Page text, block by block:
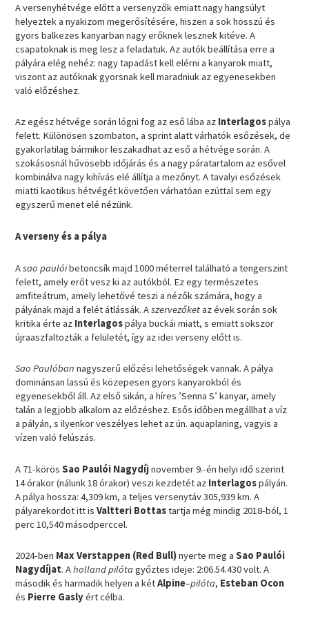
A versenyhétvége előtt a versenyzők emiatt nagy hangsúlyt
helyeztek a nyakizom megerősítésére, hiszen a sok hosszú és
gyors balkezes kanyarban nagy erőknek lesznek kitéve. A
csapatoknak is meg lesz a feladatuk. Az autók beállítása erre a
pályára elég nehéz: nagy tapadást kell elérni a kanyarok miatt,
viszont az autóknak gyorsnak kell maradniuk az egyenesekben
való előzéshez.
Az egész hétvége során lógni fog az eső lába az Interlagospálya
felett. Különösen szombaton, a sprint alatt várhatók esőzések, de
gyakorlatilag bármikor leszakadhat az eső a hétvége során. A
szokásosnál hűvösebb időjárás és a nagy páratartalom az esővel
kombinálva nagy kihívás elé állítja a mezőnyt. A tavalyi esőzések
miatti kaotikus hétvégét követően várhatóan ezúttal sem egy
egyszerű menet elé nézünk.
A verseny és a pálya
Asao paulóibetoncsík majd 1000 méterrel található a tengerszint
felett, amely erőt vesz ki az autókból. Ez egy természetes
amfiteátrum, amely lehetővé teszi a nézők számára, hogy a
pályának majd a felét átlássák. Aszervezőketaz évek során sok
kritika érte az Interlagospálya buckái miatt, s emiatt sokszor
újraaszfaltozták a felületét, így az idei verseny előtt is.
Sao Paulóban nagyszerű előzési lehetőségek vannak. A pálya
dominánsan lassú és közepesen gyors kanyarokból és
egyenesekből áll. Az első sikán, a híres ’Senna S’ kanyar, amely
talán a legjobb alkalom az előzéshez. Esős időben megállhat a víz
a pályán, s ilyenkor veszélyes lehet az ún. aquaplaning, vagyis a
vízen való felúszás.
A 71-körösSao Paulói Nagydíjnovember 9.-én helyi idő szerint
14 órakor (nálunk 18 órakor) veszi kezdetét az Interlagospályán.
A pálya hossza: 4,309 km, a teljes versenytáv 305,939 km. A
pályarekordot itt isValtteri Bottastartja még mindig 2018-ból, 1
perc 10,540 másodperccel.
2024-ben Max Verstappen (Red Bull)nyerte meg aSao Paulói
Nagydíjat. Aholland pilótagyőztes ideje: 2:06.54.430 volt. A
második és harmadik helyen a kétAlpine–pilóta, Esteban Ocon
és Pierre Gaslyért célba.